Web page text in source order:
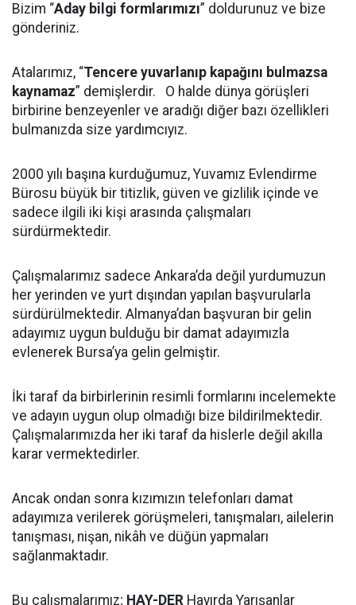
Bizim “Aday bilgi formlarımızı” doldurunuz ve bize
gönderiniz.
Atalarımız, “Tencere yuvarlanıp kapağını bulmazsa
kaynamaz” demişlerdir. O halde dünya görüşleri
birbirine benzeyenler ve aradığı diğer bazı özellikleri
bulmanızda size yardımcıyız.
2000 yılı başına kurduğumuz, Yuvamız Evlendirme
Bürosu büyük bir titizlik, güven ve gizlilik içinde ve
sadece ilgili iki kişi arasında çalışmaları
sürdürmektedir.
Çalışmalarımız sadece Ankara’da değil yurdumuzun
her yerinden ve yurt dışından yapılan başvurularla
sürdürülmektedir. Almanya’dan başvuran bir gelin
adayımız uygun bulduğu bir damat adayımızla
evlenerek Bursa’ya gelin gelmiştir.
İki taraf da birbirlerinin resimli formlarını incelemekte
ve adayın uygun olup olmadığı bize bildirilmektedir.
Çalışmalarımızda her iki taraf da hislerle değil akılla
karar vermektedirler.
Ancak ondan sonra kızımızın telefonları damat
adayımıza verilerek görüşmeleri, tanışmaları, ailelerin
tanışması, nişan, nikâh ve düğün yapmaları
sağlanmaktadır.
Bu çalışmalarımız; HAY-DER Hayırda Yarışanlar